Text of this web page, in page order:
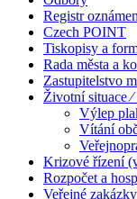
Registr
Czech POINT
Tiskopisy a
Rada města a
Zastupitelstvo
Životní situace
Výlep
Vítání
Krizové řízení
Rozpočet a
Veřejné zakázky